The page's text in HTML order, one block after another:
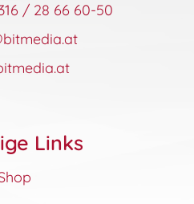
/ 28 66 60-50
Links